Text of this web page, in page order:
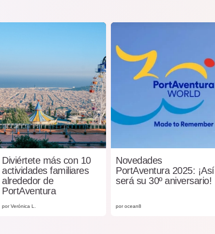
Diviértete más con 10
actividades familiares
alrededor de
PortAventura
por Verónica L.
Novedades
PortAventura 2025: ¡Así
será su 30º aniversario!
por ocean8